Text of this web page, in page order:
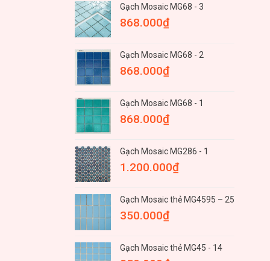
Gạch Mosaic MG68 - 3
868.000₫
Gạch Mosaic MG68 - 2
868.000₫
Gạch Mosaic MG68 - 1
868.000₫
Gạch Mosaic MG286 - 1
1.200.000₫
Gạch Mosaic thẻ MG4595 – 25
350.000₫
Gạch Mosaic thẻ MG45 - 14